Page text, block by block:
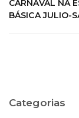
CARNAVAL NA
BÁSICA JULIO-
Categorias